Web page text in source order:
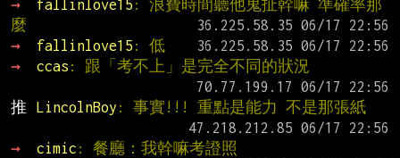
→ fallinlove15 : 浪費時間聽他鬼扯幹嘛 準確率那
麼
→
fallinlove15 : 低
→
ccas : 跟「考不上」是完全不同的狀況
推
LincolnBoy : 事實!!! 重點是能力 不是那張紙
→
cimic : 餐廳：我幹嘛考證照